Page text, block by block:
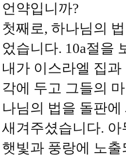
언약입니까?
첫째로, 하나님의
었습니다. 10a절을
내가 이스라엘 집
각에 두고 그들의
나님의 법을 돌판
새겨주셨습니다.
햇빛과 풍랑에 노